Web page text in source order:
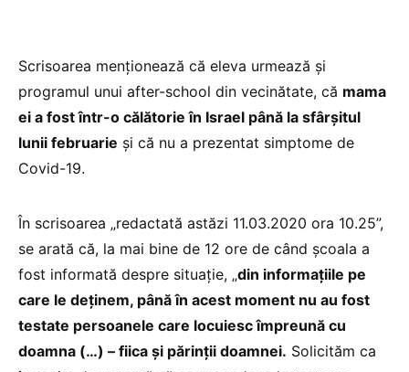
Scrisoarea menționează că eleva urmează și
programul unui after-school din vecinătate, că mama
ei a fost într-o călătorie în Israel până la sfârșitul
lunii februarie și că nu a prezentat simptome de
Covid-19.
În scrisoarea „redactată astăzi 11.03.2020 ora 10.25”,
se arată că, la mai bine de 12 ore de când școala a
fost informată despre situație, „din informațiile pe
care le deținem, până în acest moment nu au fost
testate persoanele care locuiesc împreună cu
doamna (…) – fiica și părinții doamnei. Solicităm ca